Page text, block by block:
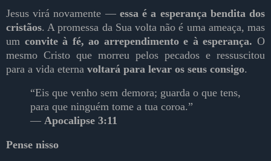
Jesus virá novamente — essa é a esperança bendita dos
cristãos. A promessa da Sua volta não é uma ameaça, mas
um convite à fé, ao arrependimento e à esperança.O
mesmo Cristo que morreu pelos pecados e ressuscitou
para a vida eterna voltará para levar os seus consigo.
“Eis que venho sem demora; guarda o que tens,
para que ninguém tome a tua coroa.”
— Apocalipse 3:11
Pense nisso